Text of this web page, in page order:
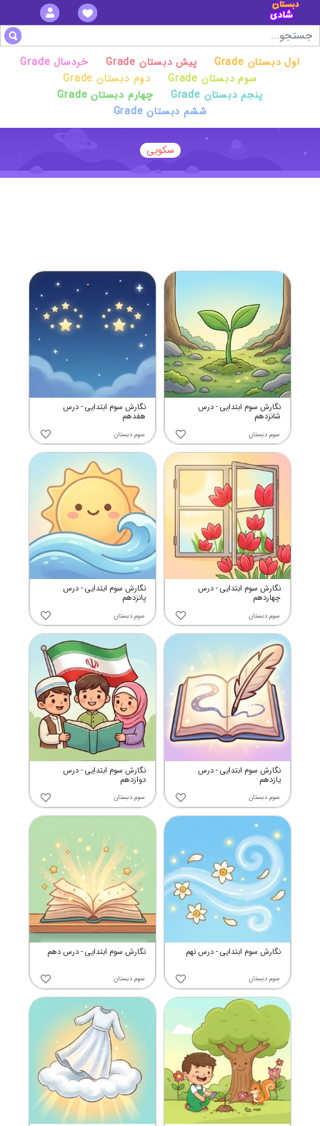
Grade خردسال Grade پیش دبستان
Grade اول دبستان
Grade دوم دبستان
Grade سوم دبستان
Grade چهارم دبستان
Grade پنجم دبستان
Grade ششم دبستان
سکویی
نگارش سوم ابتدایی - درس
هفدهم
سوم دبستان
نگارش سوم ابتدایی - درس
شانزدهم
سوم دبستان
نگارش سوم ابتدایی - درس
پانزدهم
سوم دبستان
نگارش سوم ابتدایی - درس
چهاردهم
سوم دبستان
نگارش سوم ابتدایی - درس
دوازدهم
سوم دبستان
نگارش سوم ابتدایی - درس
یازدهم
سوم دبستان
نگارش سوم ابتدایی - درس دهم
سوم دبستان
نگارش سوم ابتدایی - درس نهم
سوم دبستان